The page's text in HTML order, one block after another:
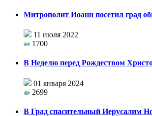
Митрополит Иоанн посетил град
11 июля 2022
1700
В Неделю перед Рождеством
01 января 2024
2699
В Град спасительный Иерусалим